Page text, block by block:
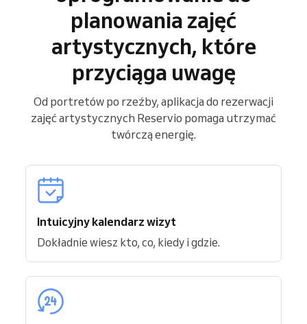
planowania zajęć
artystycznych, które
przyciąga uwagę
Od portretów po rzeźby, aplikacja do rezerwacji
zajęć artystycznych Reservio pomaga utrzymać
twórczą energię.
Intuicyjny kalendarz wizyt
Dokładnie wiesz kto, co, kiedy i gdzie.